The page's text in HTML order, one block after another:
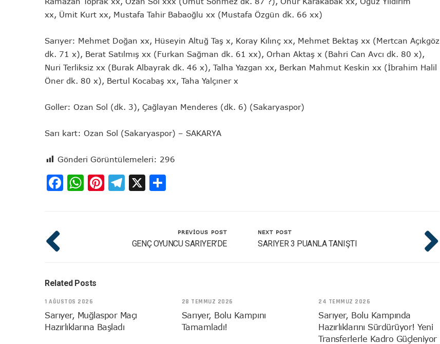
xx, Ümit Kurt xx, Mustafa Tahir Babaoğlu xx (Mustafa Özgün dk. 66 xx)
Sarıyer: Mehmet Doğan xx, Hüseyin Altuğ Taş x, Koray Kılınç xx, Mehmet Bektaş xx (Mertcan Açıkgöz
dk. 71 x), Berat Satılmış xx (Furkan Sağman dk. 61 xx), Orhan Aktaş x (Bahri Can Avcı dk. 80 x),
Nuri Terliksiz xx (Burak Albayrak dk. 46 x), Talha Yazgan xx, Berkan Mahmut Keskin xx (İbrahim Halil
Öner dk. 80 x), Bertul Kocabaş xx, Taha Yalçıner x
Goller: Ozan Sol (dk. 3), Çağlayan Menderes (dk. 6) (Sakaryaspor)
Sarı kart: Ozan Sol (Sakaryaspor) – SAKARYA
Gönderi Görüntülemeleri: 296
Facebook
WhatsApp
Pinterest
Telegram
X
PREVIOUS POST
GENÇ OYUNCU SARIYER’DE
NEXT POST
SARIYER 3 PUANLA TANIŞTI
Related Posts
1 AĞUSTOS 2026
Sarıyer, Muğlaspor Maçı
Hazırlıklarına Başladı
28 TEMMUZ 2026
Sarıyer, Bolu Kampını
Tamamladı!
24 TEMMUZ 2026
Sarıyer, Bolu Kampında
Hazırlıklarını Sürdürüyor! Yeni
Transferlerle Kadro Güçleniyor